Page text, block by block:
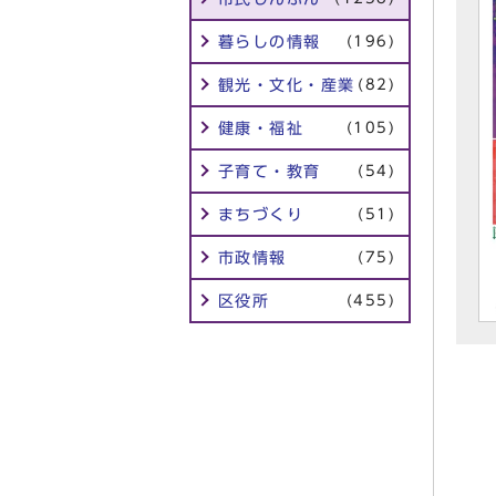
暮らしの情報 (196)
観光・文化・産業 (82)
健康・福祉 (105)
子育て・教育 (54)
まちづくり (51)
市政情報 (75)
区役所 (455)